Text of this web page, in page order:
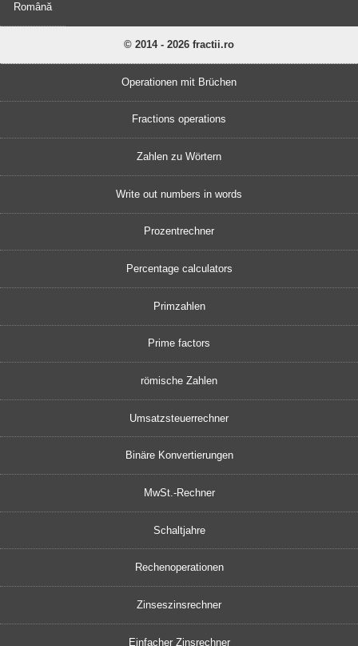
Română
© 2014 - 2026 fractii.ro
Operationen mit Brüchen
Fractions operations
Zahlen zu Wörtern
Write out numbers in words
Prozentrechner
Percentage calculators
Primzahlen
Prime factors
römische Zahlen
Umsatzsteuerrechner
Binäre Konvertierungen
MwSt.-Rechner
Schaltjahre
Rechenoperationen
Zinseszinsrechner
Einfacher Zinsrechner